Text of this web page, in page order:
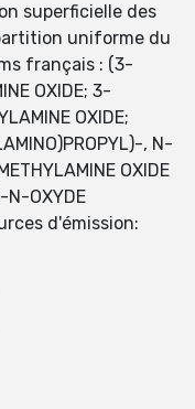
superficielle des
uniforme du
français : (3-
OXIDE; 3-
OXIDE;
, N-
OXIDE
N-OXYDE
d'émission: